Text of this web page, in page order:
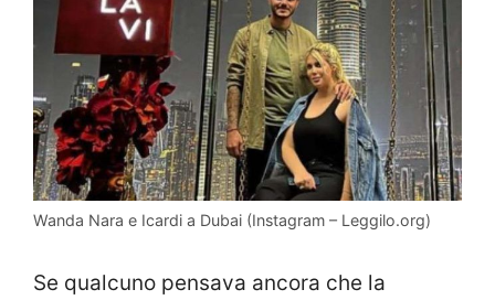
Wanda Nara e Icardi a Dubai (Instagram – Leggilo.org)
Se qualcuno pensava ancora che la